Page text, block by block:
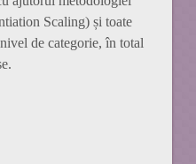
Scaling) și toate
de categorie, în total